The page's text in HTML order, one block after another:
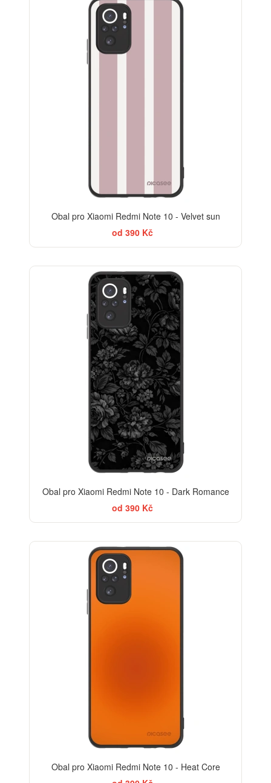
Obal pro Xiaomi Redmi Note 10 - Velvet sun
od 390 Kč
Obal pro Xiaomi Redmi Note 10 - Dark Romance
od 390 Kč
Obal pro Xiaomi Redmi Note 10 - Heat Core